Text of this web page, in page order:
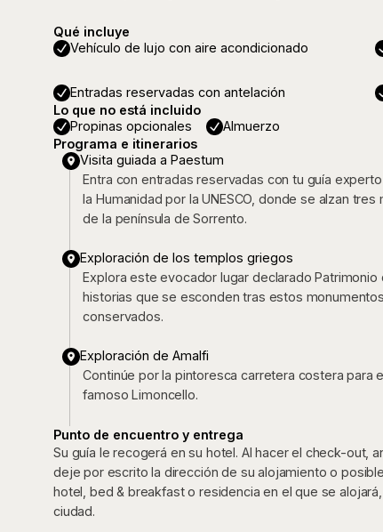
Qué incluye
Vehículo de lujo con aire acondicionado
Entradas reservadas con antelación
Lo que no está incluido
Propinas opcionales
Almuerzo
Programa e itinerarios
Visita guiada a Paestum
Entra con entradas reservadas con tu guía
la Humanidad por la UNESCO, donde se alzan
de la península de Sorrento.
Exploración de los templos griegos
Explora este evocador lugar declarado Patrimonio
historias que se esconden tras estos
conservados.
Exploración de Amalfi
Continúe por la pintoresca carretera costera para
famoso Limoncello.
Punto de encuentro y entrega
Su guía le recogerá en su hotel. Al hacer el check-out,
deje por escrito la dirección de su alojamiento o
hotel, bed & breakfast o residencia en el que se
ciudad.